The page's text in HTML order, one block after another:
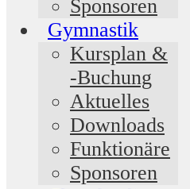
Sponsoren
Gymnastik
Kursplan &
-Buchung
Aktuelles
Downloads
Funktionäre
Sponsoren